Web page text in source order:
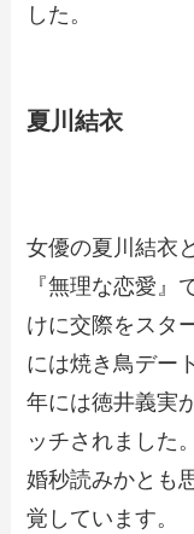
した。
夏川結衣
女優の夏川結衣
『無理な恋愛
けに交際をスタ
には焼き鳥デー
年には徳井義実
ッチされました
婚秒読みかとも
覚しています。